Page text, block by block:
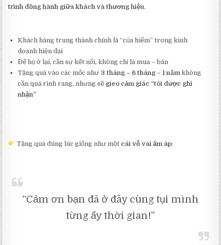
trình đồng hành giữa khách và thương hiệu.
Khách hàng trung thành chính là “của hiếm” trong kinh
doanh hiện đại
Để họ ở lại, cần sự kết nối, không chỉ là mua – bán
Tặng quà vào các mốc như 3 tháng – 6 tháng – 1 năm không
cần quá rình rang, nhưng sẽ gieo cảm giác “tôi được ghi
nhận”
Tặng quà đúng lúc giống như một cái vỗ vai ấm áp:
“Cảm ơn bạn đã ở đây cùng tụi mình
từng ấy thời gian!”